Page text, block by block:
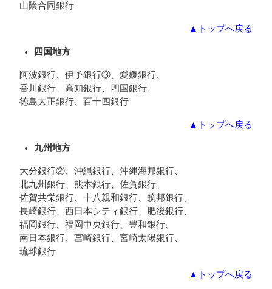
山陰合同銀行
▲トップへ戻る
四国地方
阿波銀行、伊予銀行③、愛媛銀行、
香川銀行、高知銀行、四国銀行、
徳島大正銀行、百十四銀行
▲トップへ戻る
九州地方
大分銀行②、沖縄銀行、沖縄海邦銀行、
北九州銀行、熊本銀行、佐賀銀行、
佐賀共栄銀行、十八親和銀行、筑邦銀行、
長崎銀行、西日本シティ銀行、肥後銀行、
福岡銀行、福岡中央銀行、豊和銀行、
南日本銀行、宮崎銀行、宮崎太陽銀行、
琉球銀行
▲トップへ戻る